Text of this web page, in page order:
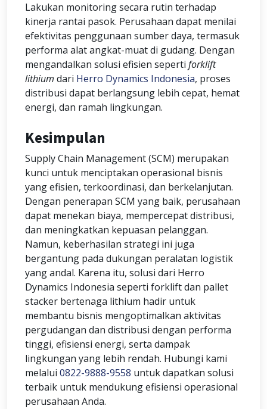
Lakukan monitoring secara rutin terhadap
kinerja rantai pasok. Perusahaan dapat menilai
efektivitas penggunaan sumber daya, termasuk
performa alat angkat-muat di gudang. Dengan
mengandalkan solusi efisien seperti forklift
lithium dari Herro Dynamics Indonesia, proses
distribusi dapat berlangsung lebih cepat, hemat
energi, dan ramah lingkungan.
Kesimpulan
Supply Chain Management (SCM) merupakan
kunci untuk menciptakan operasional bisnis
yang efisien, terkoordinasi, dan berkelanjutan.
Dengan penerapan SCM yang baik, perusahaan
dapat menekan biaya, mempercepat distribusi,
dan meningkatkan kepuasan pelanggan.
Namun, keberhasilan strategi ini juga
bergantung pada dukungan peralatan logistik
yang andal. Karena itu, solusi dari Herro
Dynamics Indonesia seperti forklift dan pallet
stacker bertenaga lithium hadir untuk
membantu bisnis mengoptimalkan aktivitas
pergudangan dan distribusi dengan performa
tinggi, efisiensi energi, serta dampak
lingkungan yang lebih rendah. Hubungi kami
melalui 0822-9888-9558 untuk dapatkan solusi
terbaik untuk mendukung efisiensi operasional
perusahaan Anda.